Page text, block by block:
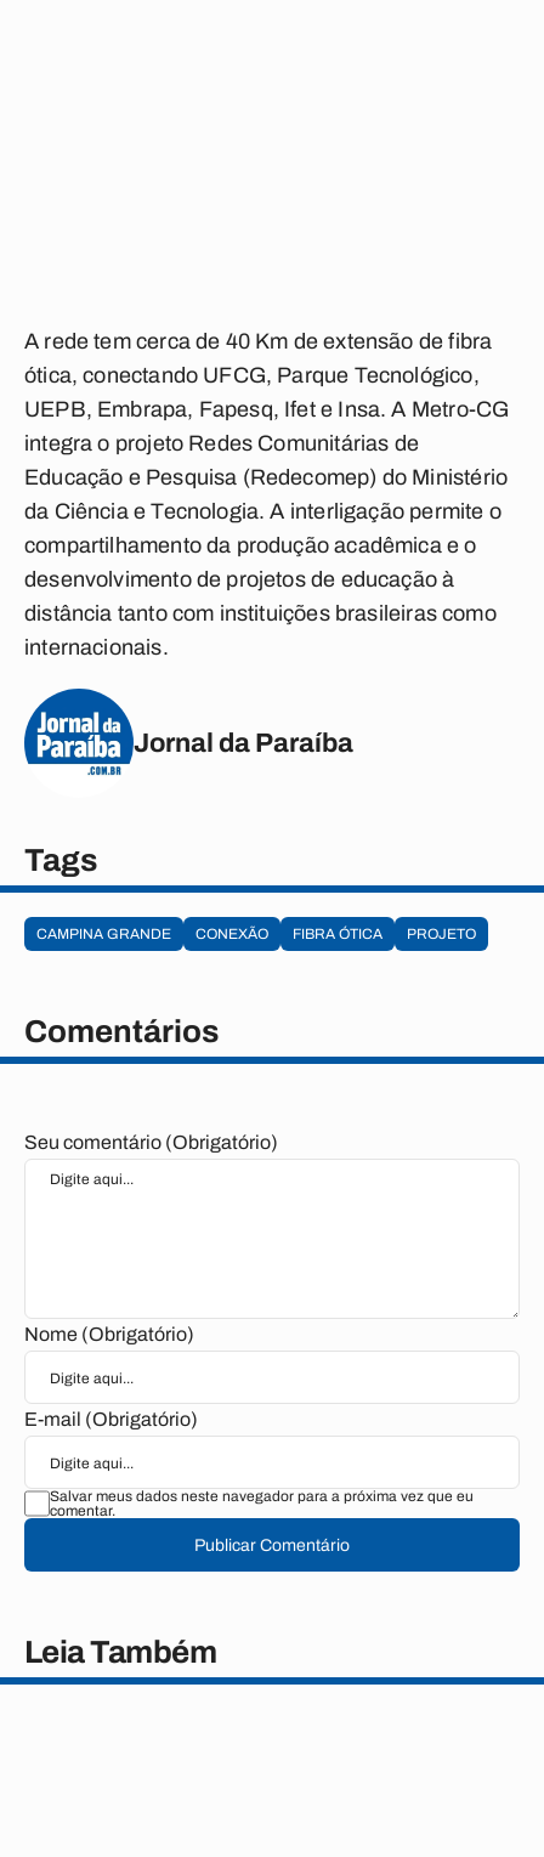
A rede tem cerca de 40 Km de extensão de fibra
ótica, conectando UFCG, Parque Tecnológico,
UEPB, Embrapa, Fapesq, Ifet e Insa. A Metro-CG
integra o projeto Redes Comunitárias de
Educação e Pesquisa (Redecomep) do Ministério
da Ciência e Tecnologia. A interligação permite o
compartilhamento da produção acadêmica e o
desenvolvimento de projetos de educação à
distância tanto com instituições brasileiras como
internacionais.
Jornal da Paraíba
Tags
CAMPINA GRANDE CONEXÃO FIBRA ÓTICA PROJETO
Comentários
Seu comentário (Obrigatório)
Nome (Obrigatório)
E-mail (Obrigatório)
Salvar meus dados neste navegador para a próxima vez que eu
comentar.
Publicar Comentário
Leia Também